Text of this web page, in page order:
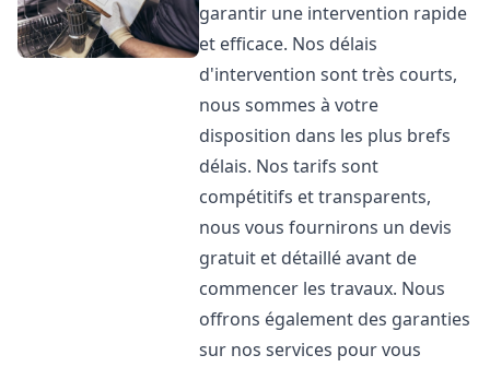
garantir une intervention rapide
et efficace. Nos délais
d'intervention sont très courts,
nous sommes à votre
disposition dans les plus brefs
délais. Nos tarifs sont
compétitifs et transparents,
nous vous fournirons un devis
gratuit et détaillé avant de
commencer les travaux. Nous
offrons également des garanties
sur nos services pour vous